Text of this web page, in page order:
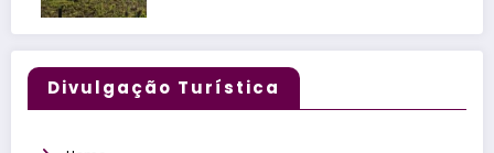
Divulgação Turística